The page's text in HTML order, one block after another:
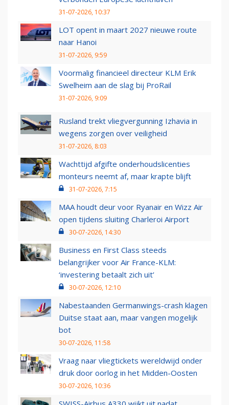
31-07-2026, 10:37
LOT opent in maart 2027 nieuwe route
naar Hanoi
31-07-2026, 9:59
Voormalig financieel directeur KLM Erik
Swelheim aan de slag bij ProRail
31-07-2026, 9:09
Rusland trekt vliegvergunning Izhavia in
wegens zorgen over veiligheid
31-07-2026, 8:03
Wachttijd afgifte onderhoudslicenties
monteurs neemt af, maar krapte blijft
31-07-2026, 7:15
MAA houdt deur voor Ryanair en Wizz Air
open tijdens sluiting Charleroi Airport
30-07-2026, 14:30
Business en First Class steeds
belangrijker voor Air France-KLM:
‘investering betaalt zich uit’
30-07-2026, 12:10
Nabestaanden Germanwings-crash klagen
Duitse staat aan, maar vangen mogelijk
bot
30-07-2026, 11:58
Vraag naar vliegtickets wereldwijd onder
druk door oorlog in het Midden-Oosten
30-07-2026, 10:36